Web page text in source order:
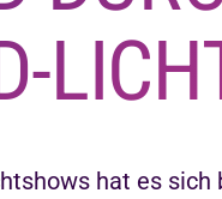
hat es